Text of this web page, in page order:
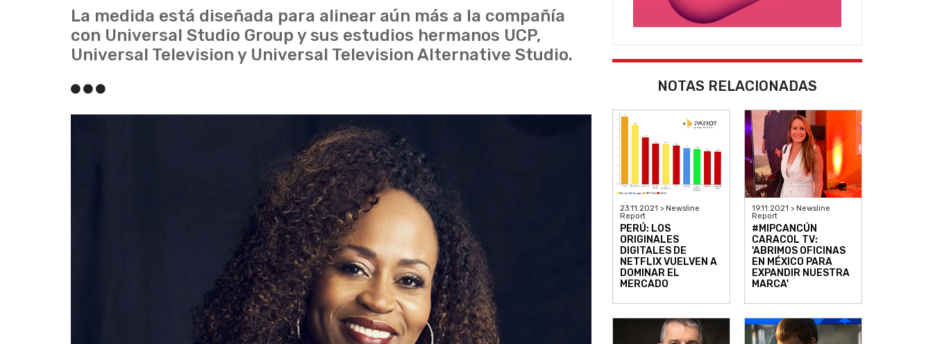
La medida está diseñada para alinear aún más a la compañía
con Universal Studio Group y sus estudios hermanos UCP,
Universal Television y Universal Television Alternative Studio.
NOTAS RELACIONADAS
23.11.2021 > Newsline
Report
PERÚ: LOS
ORIGINALES
DIGITALES DE
NETFLIX VUELVEN A
DOMINAR EL
MERCADO
19.11.2021 > Newsline
Report
#MIPCANCÚN
CARACOL TV:
'ABRIMOS OFICINAS
EN MÉXICO PARA
EXPANDIR NUESTRA
MARCA'